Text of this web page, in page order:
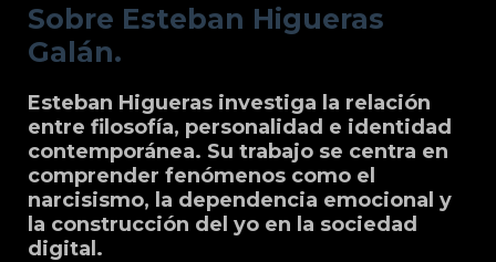
Sobre Esteban Higueras
Galán.
Esteban Higueras investiga la relación
entre filosofía, personalidad e identidad
contemporánea. Su trabajo se centra en
comprender fenómenos como el
narcisismo, la dependencia emocional y
la construcción del yo en la sociedad
digital.